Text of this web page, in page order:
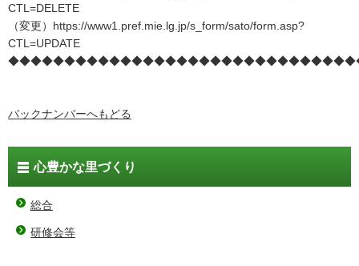
CTL=DELETE
（変更）https://www1.pref.mie.lg.jp/s_form/sato/form.asp?
CTL=UPDATE
バックナンバーへもどる
心豊かな里づくり
総合
研修会等